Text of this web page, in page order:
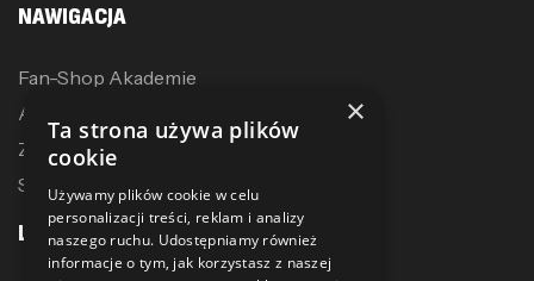
NAWIGACJA
Fan-Shop Akademie
Akcesoria treningowe
Zostań dystrybutorem
Sublimacja
LINKI
×
Ta strona używa plików
cookie
Używamy plików cookie w celu
personalizacji treści, reklam i analizy
naszego ruchu. Udostępniamy również
informacje o tym, jak korzystasz z naszej